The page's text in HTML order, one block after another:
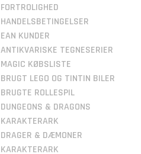
FORTROLIGHED
HANDELSBETINGELSER
EAN KUNDER
ANTIKVARISKE TEGNESERIER
MAGIC KØBSLISTE
BRUGT LEGO OG TINTIN BILER
BRUGTE ROLLESPIL
DUNGEONS & DRAGONS
KARAKTERARK
DRAGER & DÆMONER
KARAKTERARK